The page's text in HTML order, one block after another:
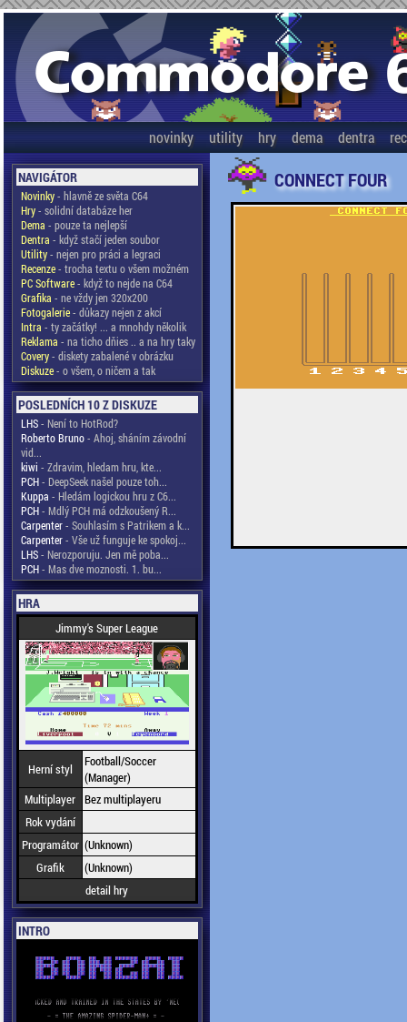
novinky utility hry dema dentra
NAVIGÁTOR
Novinky- hlavně ze světa C64
Hry- solidní databáze her
Dema - pouze ta nejlepší
Dentra - když stačí jeden soubor
Utility- nejen pro práci a legraci
Recenze- trocha textu o všem možném
PC Software- když to nejde na C64
Grafika - ne vždy jen 320x200
Fotogalerie- důkazy nejen z akcí
Intra - ty začátky! ... a mnohdy několik
Reklama - na ticho dňies .. a na hry taky
Covery- diskety zabalené v obrázku
Diskuze- o všem, o ničem a tak
POSLEDNÍCH 10 Z DISKUZE
LHS- Není to HotRod?
Roberto Bruno- Ahoj, sháním závodní
vid...
kiwi - Zdravim, hledam hru, kte...
PCH- DeepSeek našel pouze toh...
Kuppa - Hledám logickou hru z C6...
PCH- Mdlý PCH má odzkoušený R...
Carpenter- Souhlasím s Patrikem a k...
Carpenter- Vše už funguje ke spokoj...
LHS- Nerozporuju. Jen mě poba...
PCH- Mas dve moznosti. 1. bu...
HRA
Jimmy's Super League
Herní styl
Football/Soccer
(Manager)
Multiplayer Bez multiplayeru
Rok vydání
Programátor (Unknown)
Grafik
(Unknown)
detail hry
INTRO
CONNECT FOUR